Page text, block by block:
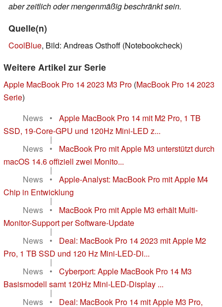
aber zeitlich oder mengenmäßig beschränkt sein.
Quelle(n)
CoolBlue, Bild: Andreas Osthoff (Notebookcheck)
Weitere Artikel zur Serie
Apple MacBook Pro 14 2023 M3 Pro (MacBook Pro 14 2023
Serie)
News
•
Apple MacBook Pro 14 mit M2 Pro, 1 TB
SSD, 19-Core-GPU und 120Hz Mini-LED z...
|
News
•
MacBook Pro mit Apple M3 unterstützt durch
macOS 14.6 offiziell zwei Monito...
|
News
•
Apple-Analyst: MacBook Pro mit Apple M4
Chip in Entwicklung
|
News
•
MacBook Pro mit Apple M3 erhält Multi-
Monitor-Support per Software-Update
|
News
•
Deal: MacBook Pro 14 2023 mit Apple M2
Pro, 1 TB SSD und 120 Hz Mini-LED-Di...
|
News
•
Cyberport: Apple MacBook Pro 14 M3
Basismodell samt 120Hz Mini-LED-Display ...
|
News
• Deal: MacBook Pro 14 mit Apple M3 Pro,